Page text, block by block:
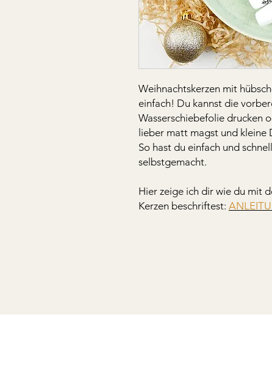
Weihnachtskerzen mit
einfach! Du kannst die
Wasserschiebefolie drucken
lieber matt magst und kleine
So hast du einfach und
selbstgemacht.
Hier zeige ich dir wie du mit
Kerzen beschriftest: